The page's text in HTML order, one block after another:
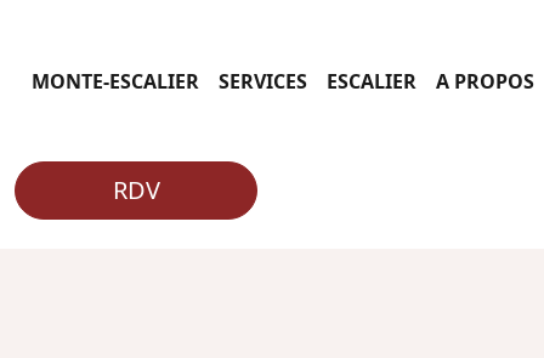
MONTE-ESCALIER SERVICES ESCALIER A PROPOS
RDV